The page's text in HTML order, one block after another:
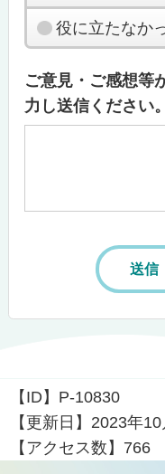
役に立たなか
ご意見・ご感想等
力し送信ください。
【ID】 P-10830
【更新日】 2023年10
【アクセス数】 766